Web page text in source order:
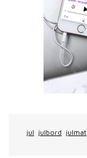
jul julbord julmat